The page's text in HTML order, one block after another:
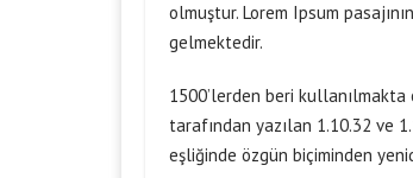
olmuştur. Lorem Ipsum
gelmektedir.
1500’lerden beri
tarafından yazılan 1.10.32 ve
eşliğinde özgün biçiminden